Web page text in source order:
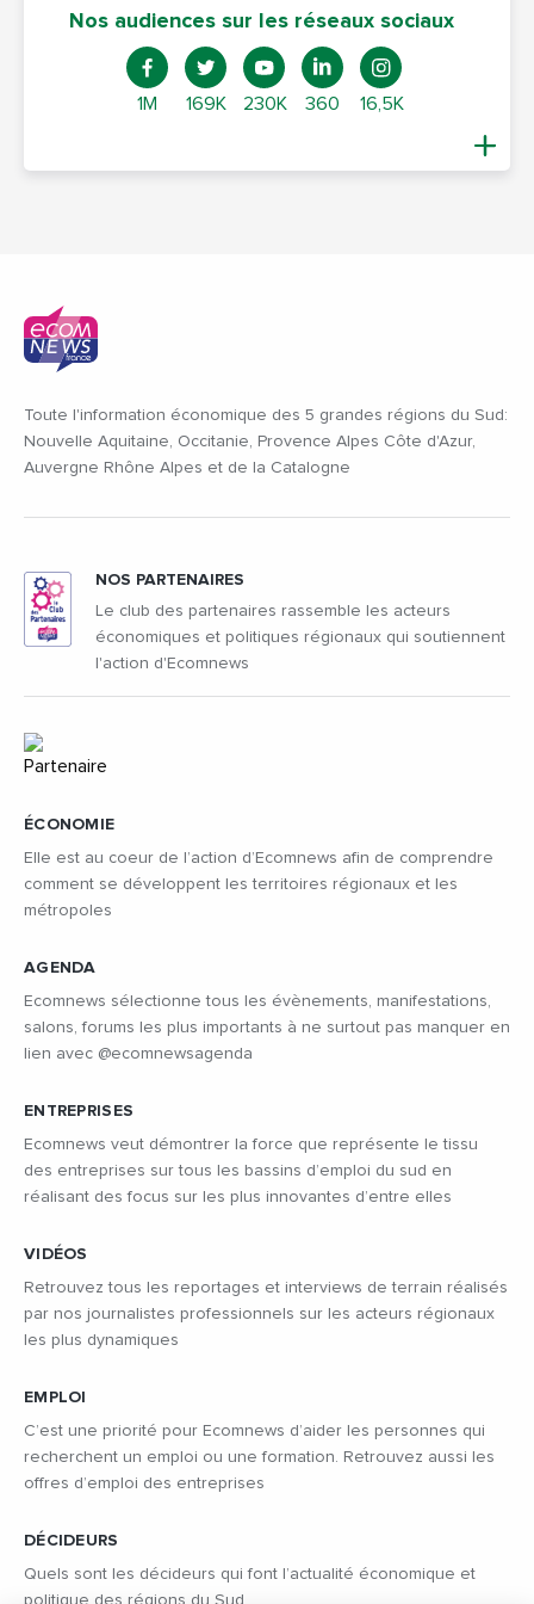
Nos audiences sur les réseaux sociaux
1M 169K 230K 360 16,5K
Toute l'information économique des 5 grandes régions du Sud:
Nouvelle Aquitaine, Occitanie, Provence Alpes Côte d'Azur,
Auvergne Rhône Alpes et de la Catalogne
ÉCONOMIE
Elle est au coeur de l’action d’Ecomnews afin de comprendre
comment se développent les territoires régionaux et les
métropoles
AGENDA
Ecomnews sélectionne tous les évènements, manifestations,
salons, forums les plus importants à ne surtout pas manquer en
lien avec @ecomnewsagenda
ENTREPRISES
Ecomnews veut démontrer la force que représente le tissu
des entreprises sur tous les bassins d’emploi du sud en
réalisant des focus sur les plus innovantes d’entre elles
VIDÉOS
Retrouvez tous les reportages et interviews de terrain réalisés
par nos journalistes professionnels sur les acteurs régionaux
les plus dynamiques
EMPLOI
C’est une priorité pour Ecomnews d’aider les personnes qui
recherchent un emploi ou une formation. Retrouvez aussi les
offres d’emploi des entreprises
DÉCIDEURS
Quels sont les décideurs qui font l’actualité économique et
politique des régions du Sud
NOS PARTENAIRES
Le club des partenaires rassemble les acteurs
économiques et politiques régionaux qui soutiennent
l'action d'Ecomnews